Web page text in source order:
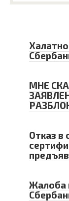
МНЕ
Отказ в
Жалоба